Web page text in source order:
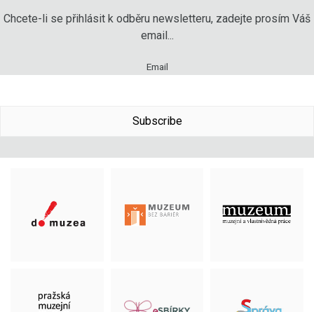
Chcete-li se přihlásit k odběru newsletteru, zadejte prosím Váš
email...
Email
Subscribe